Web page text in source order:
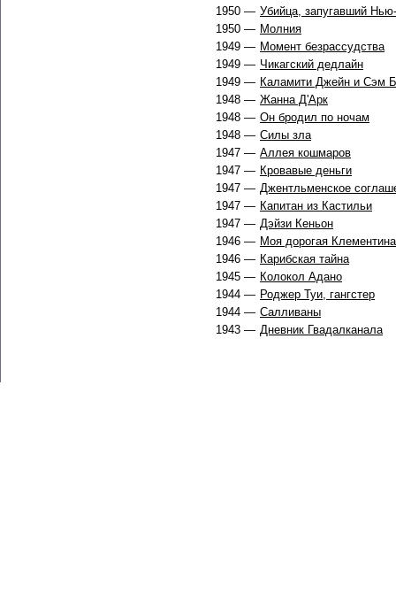
1950 — Убийца, запугавший
1950 — Молния
1949 — Момент безрассудства
1949 — Чикагский дедлайн
1949 — Каламити Джейн и Сэм
1948 — Жанна Д'Арк
1948 — Он бродил по ночам
1948 — Силы зла
1947 — Аллея кошмаров
1947 — Кровавые деньги
1947 — Джентльменское
1947 — Капитан из Кастильи
1947 — Дэйзи Кеньон
1946 — Моя дорогая Клементина
1946 — Карибская тайна
1945 — Колокол Адано
1944 — Роджер Туи, гангстер
1944 — Салливаны
1943 — Дневник Гвадалканала